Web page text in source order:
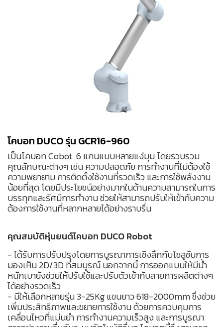
โคบอท DUCO รุ่น GCR16-960
เป็นโคบอท Cobot 6 แกนแบบหลายแง่มุม โดยรวบรวม
คุณลักษณะต่างๆ เช่น ความปลอดภัย การทำงานที่ไม่ต้องใช้
ความพยายาม การติดตั้งใช้งานที่รวดเร็ว และการใช้พลังงาน
น้อยที่สุด โดยมีประโยชน์อย่างมากในด้านความสามารถในการ
บรรทุกและรัศมีการทำงาน ช่วยให้สามารถปรับให้เข้ากับความ
ต้องการใช้งานที่หลากหลายได้อย่างราบรื่น
คุณสมบัติหุ่นยนต์โคบอท DUCO Robot
- ได้รับการปรับปรุงโดยการบูรณาการเชิงลึกกับโซลูชันการ
มองเห็น 2D/3D ที่สมบูรณ์ นอกจากนี้ การออกแบบให้มีน้ำ
หนักเบายังช่วยให้ปรับใช้และปรับตัวเข้ากับสายการผลิตต่างๆ
ได้อย่างรวดเร็ว
- มีให้เลือกหลายรุ่น 3-25Kg แขนยาว 618-2000mm ซึ่งช่วย
เพิ่มประสิทธิภาพและขยายการใช้งาน ด้วยการควบคุมการ
เคลื่อนไหวที่แม่นยำ การทำงานความเร็วสูง และการบูรณา